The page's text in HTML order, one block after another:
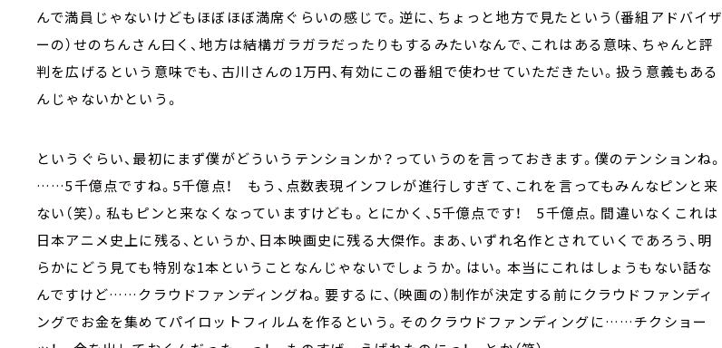
んで満員じゃないけどもほぼほぼ満席ぐらいの感じで。逆に、ちょっと地方で見たという（番組アドバイザ
ーの）せのちんさん曰く、地方は結構ガラガラだったりもするみたいなんで、これはある意味、ちゃんと評
判を広げるという意味でも、古川さんの1万円、有効にこの番組で使わせていただきたい。扱う意義もある
んじゃないかという。
というぐらい、最初にまず僕がどういうテンションか？っていうのを言っておきます。僕のテンションね。
……5千億点ですね。5千億点！ もう、点数表現インフレが進行しすぎて、これを言ってもみんなピンと来
ない（笑）。私もピンと来なくなっていますけども。とにかく、5千億点です！ 5千億点。間違いなくこれは
日本アニメ史上に残る、というか、日本映画史に残る大傑作。まあ、いずれ名作とされていくであろう、明
らかにどう見ても特別な1本ということなんじゃないでしょうか。はい。本当にこれはしょうもない話な
んですけど……クラウドファンディングね。要するに、（映画の）制作が決定する前にクラウドファンディ
ングでお金を集めてパイロットフィルムを作るという。そのクラウドファンディングに……チクショー